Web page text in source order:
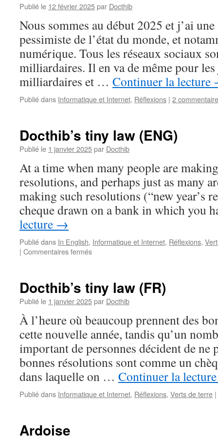
Publié le 12 février 2025par Docthib
Nous sommes au début 2025 et j’ai
pessimiste de l’état du monde, et
numérique. Tous les réseaux sociaux
milliardaires. Il en va de même pour
milliardaires et … Continuer la lecture
Publié dans Informatique et Internet, Réflexions | 2
Docthib’s tiny law (ENG)
Publié le 1 janvier 2025par Docthib
At a time when many people are
resolutions, and perhaps just as many
making such resolutions (“new year’s
cheque drawn on a bank in which you
lecture →
Publié dans In English, Informatique et Internet, Réflexions,
| Commentaires ferméssur
(ENG)
Docthib’s tiny law (FR)
Publié le 1 janvier 2025par Docthib
À l’heure où beaucoup prennent des
cette nouvelle année, tandis qu’un
important de personnes décident de ne
bonnes résolutions sont comme un
dans laquelle on … Continuer la
Publié dans Informatique et Internet, Réflexions, Verts de terre |
Ardoise